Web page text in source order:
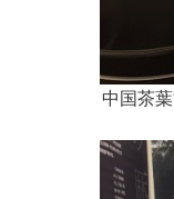
中国茶